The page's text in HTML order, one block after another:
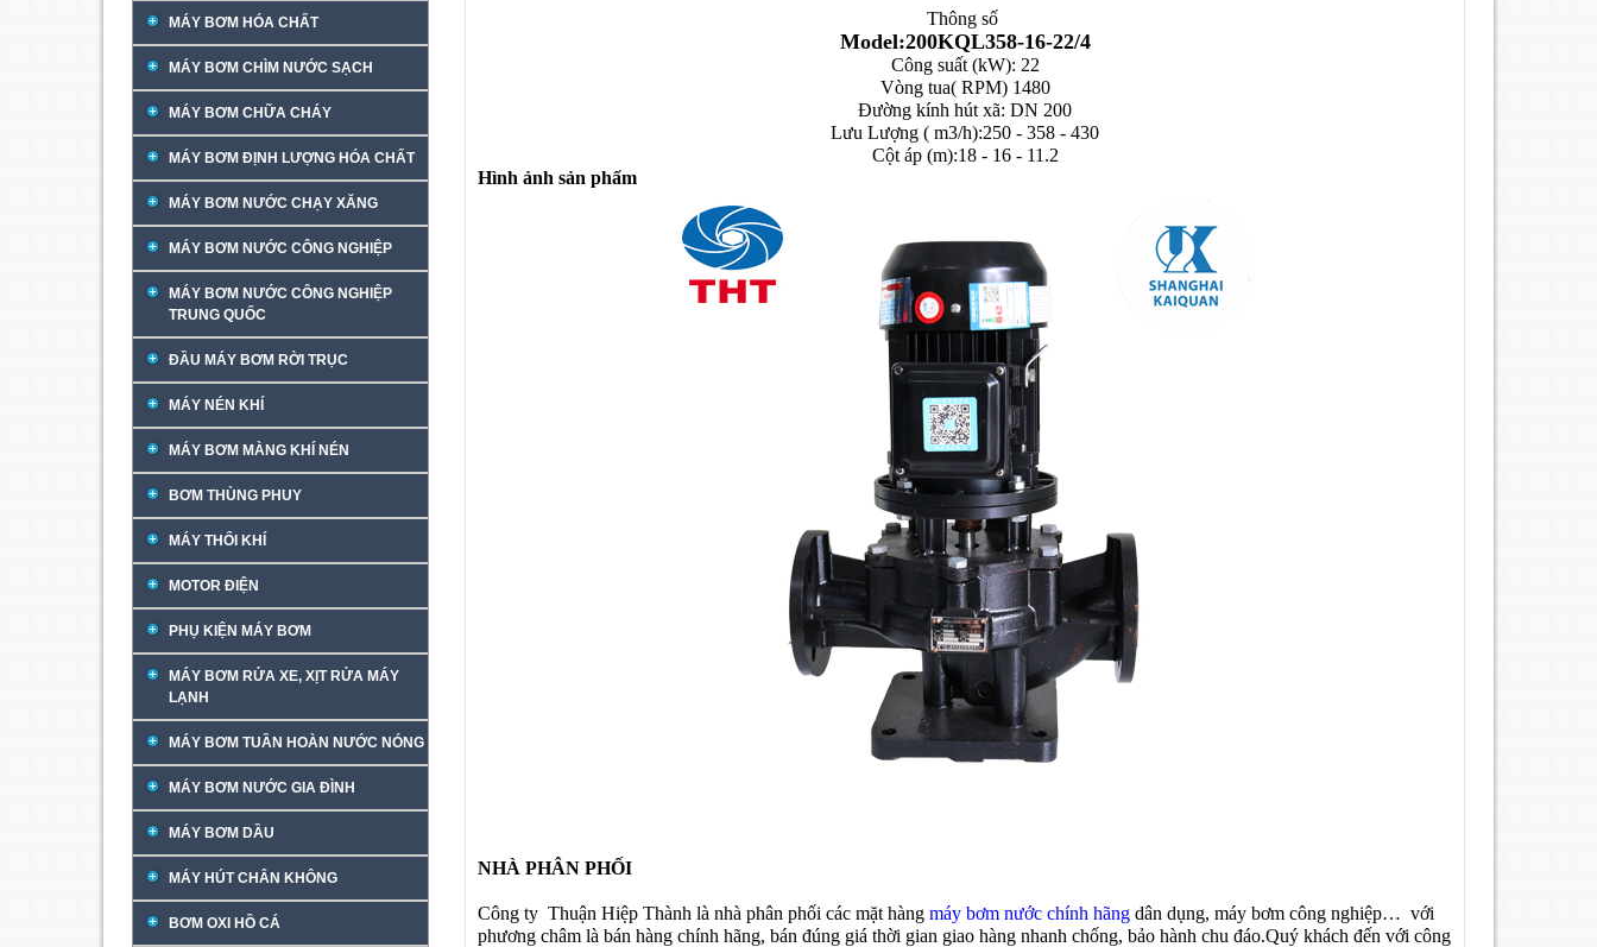
MÁY BƠM HÓA CHẤT
MÁY BƠM CHÌM NƯỚC SẠCH
MÁY BƠM CHỮA CHÁY
MÁY BƠM ĐỊNH LƯỢNG HÓA CHẤT
MÁY BƠM NƯỚC CHẠY XĂNG
MÁY BƠM NƯỚC CÔNG NGHIỆP
MÁY BƠM NƯỚC CÔNG NGHIỆP
TRUNG QUỐC
ĐẦU MÁY BƠM RỜI TRỤC
MÁY NÉN KHÍ
MÁY BƠM MÀNG KHÍ NÉN
BƠM THÙNG PHUY
MÁY THỔI KHÍ
MOTOR ĐIỆN
PHỤ KIỆN MÁY BƠM
MÁY BƠM RỬA XE, XỊT RỬA MÁY
LẠNH
MÁY BƠM TUẦN HOÀN NƯỚC NÓNG
MÁY BƠM NƯỚC GIA ĐÌNH
MÁY BƠM DẦU
MÁY HÚT CHÂN KHÔNG
BƠM OXI HỒ CÁ
Thông số
Model:200KQL358-16-22/4
Công suất (kW): 22
Vòng tua( RPM) 1480
Đường kính hút xã: DN 200
Lưu Lượng ( m3/h):250 - 358 - 430
Cột áp (m):18 - 16 - 11.2
Hình ảnh sản phẩm
NHÀ PHÂN PHỐI
Công ty Thuận Hiệp Thành là nhà phân phối các mặt hàng máy bơm nước chính hãng dân dụng, máy bơm công nghiệp… với
phương châm là bán hàng chính hãng, bán đúng giá thời gian giao hàng nhanh chống, bảo hành chu đáo.Quý khách đến với công